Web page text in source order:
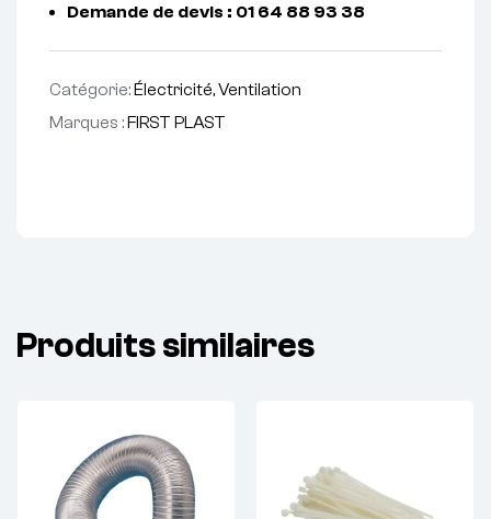
Demande de devis : 01 64 88 93 38
Catégorie:Électricité, Ventilation
Marques :FIRST PLAST
Produits similaires